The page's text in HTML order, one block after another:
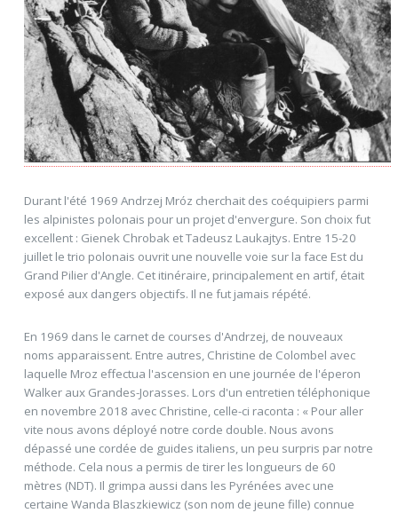
Durant l'été 1969 Andrzej Mróz cherchait des coéquipiers parmi
les alpinistes polonais pour un projet d'envergure. Son choix fut
excellent : Gienek Chrobak et Tadeusz Laukajtys. Entre 15-20
juillet le trio polonais ouvrit une nouvelle voie sur la face Est du
Grand Pilier d'Angle. Cet itinéraire, principalement en artif, était
exposé aux dangers objectifs. Il ne fut jamais répété.
En 1969 dans le carnet de courses d'Andrzej, de nouveaux
noms apparaissent. Entre autres, Christine de Colombel avec
laquelle Mroz effectua l'ascension en une journée de l'éperon
Walker aux Grandes-Jorasses. Lors d'un entretien téléphonique
en novembre 2018 avec Christine, celle-ci raconta : « Pour aller
vite nous avons déployé notre corde double. Nous avons
dépassé une cordée de guides italiens, un peu surpris par notre
méthode. Cela nous a permis de tirer les longueurs de 60
mètres (NDT). Il grimpa aussi dans les Pyrénées avec une
certaine Wanda Blaszkiewicz (son nom de jeune fille) connue